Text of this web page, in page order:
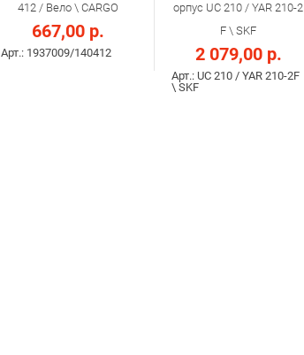
412 / Вело \ CARGO
667,00 р.
Арт.: 1937009/140412
орпус UC 210 / YAR 210-2
F \ SKF
2 079,00 р.
Арт.: UC 210 / YAR 210-2F
\ SKF